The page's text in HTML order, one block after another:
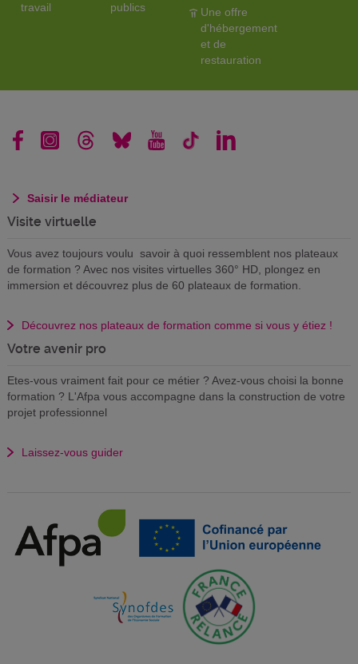
travail
publics
Une offre
d'hébergement
et de
restauration
Saisir le médiateur
Visite virtuelle
Vous avez toujours voulu savoir à quoi ressemblent nos plateaux
de formation ? Avec nos visites virtuelles 360° HD, plongez en
immersion et découvrez plus de 60 plateaux de formation.
Découvrez nos plateaux de formation comme si vous y étiez !
Votre avenir pro
Etes-vous vraiment fait pour ce métier ? Avez-vous choisi la bonne
formation ? L'Afpa vous accompagne dans la construction de votre
projet professionnel
Laissez-vous guider